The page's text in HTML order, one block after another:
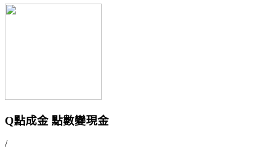
Q點成金 點數變現金
/